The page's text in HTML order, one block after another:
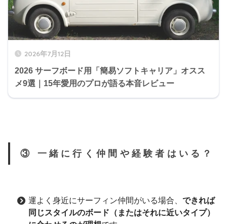
2026年7月12日
2026 サーフボード用「簡易ソフトキャリア」オスス
メ9選｜15年愛用のプロが語る本音レビュー
③ 一緒に行く仲間や経験者はいる？
運よく身近にサーフィン仲間がいる場合、 できれば
同じスタイルのボード（またはそれに近いタイプ）